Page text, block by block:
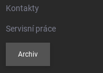
Kontakty
Servisní práce
Archiv